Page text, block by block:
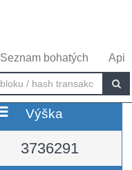
Seznam bohatých Api
Výška
3736291